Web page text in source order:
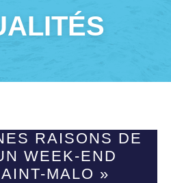
RAISONS DE
WEEK-END
MALO »